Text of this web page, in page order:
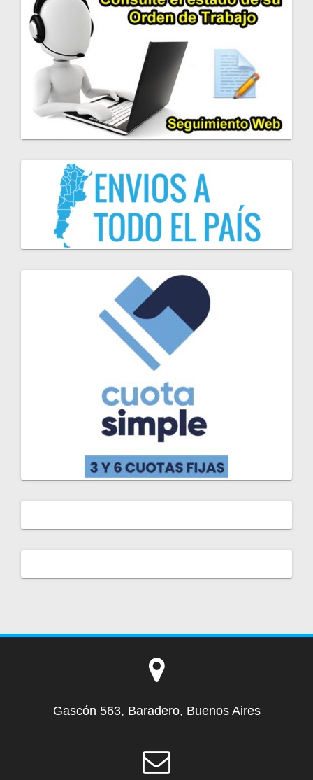
Gascón 563, Baradero, Buenos Aires